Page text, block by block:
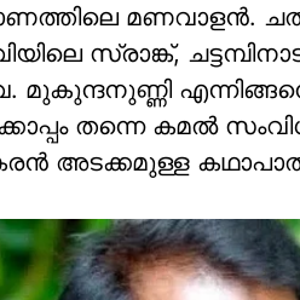
മണവാളന്‍.
സ്രാങ്ക്,
തന്നെ കമല്‍
അടക്കമുള്ള